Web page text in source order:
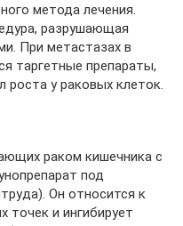
метода лечения.
разрушающая
При метастазах в
таргетные препараты,
роста у раковых клеток.
раком кишечника с
под
Он относится к
точек и ингибирует